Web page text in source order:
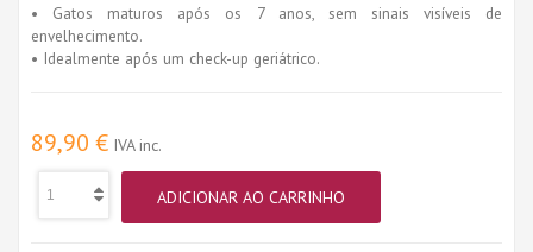
• Gatos maturos após os 7 anos, sem sinais visíveis de
envelhecimento.
• Idealmente após um check-up geriátrico.
89,90 € IVA inc.
ADICIONAR AO CARRINHO